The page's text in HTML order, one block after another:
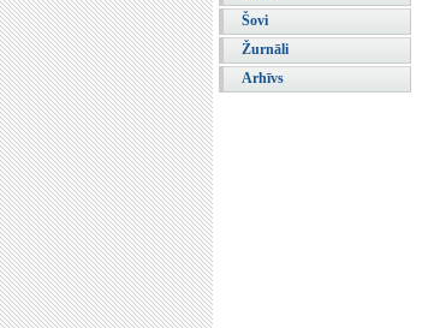
Šovi
Žurnāli
Arhīvs